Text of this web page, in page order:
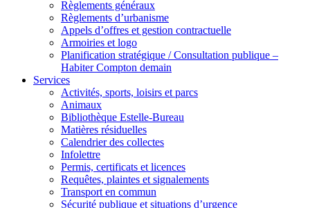
Règlements généraux
Règlements d’urbanisme
Appels d’offres et gestion contractuelle
Armoiries et logo
Planification stratégique / Consultation publique –
Habiter Compton demain
Services
Activités, sports, loisirs et parcs
Animaux
Bibliothèque Estelle-Bureau
Matières résiduelles
Calendrier des collectes
Infolettre
Permis, certificats et licences
Requêtes, plaintes et signalements
Transport en commun
Sécurité publique et situations d’urgence